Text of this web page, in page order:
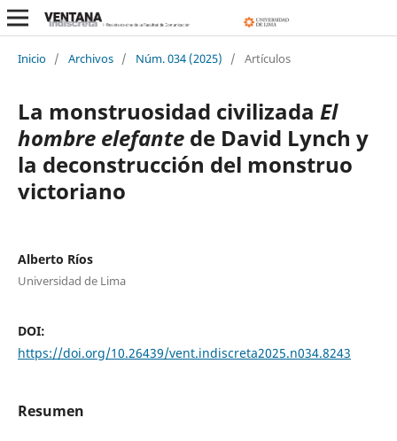
Inicio / Archivos / Núm. 034 (2025) / Artículos
La monstruosidad civilizada El
hombre elefantede David Lynch y
la deconstrucción del monstruo
victoriano
Alberto Ríos
Universidad de Lima
DOI:
https://doi.org/10.26439/vent.indiscreta2025.n034.8243
Resumen